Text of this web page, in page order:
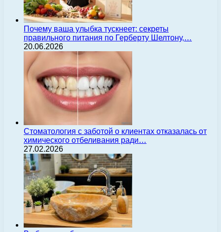
Почему ваша улыбка тускнеет: секреты
правильного питания по Герберту Шелтону,…
20.06.2026
Стоматология с заботой о клиентах отказалась от
химического отбеливания ради…
27.02.2026